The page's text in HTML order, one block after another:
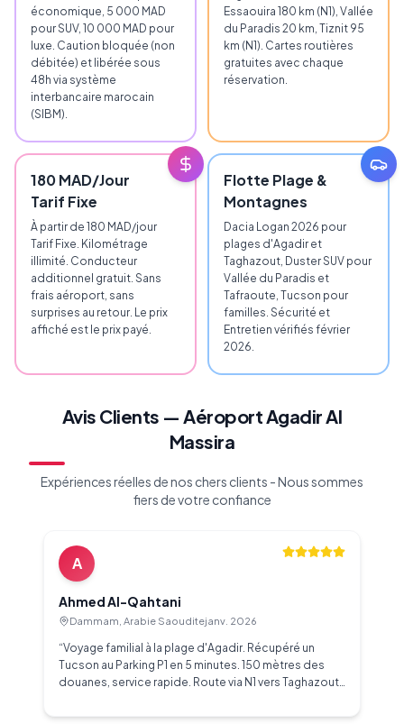
économique, 5 000 MAD
pour SUV, 10 000 MAD pour
luxe. Caution bloquée (non
débitée) et libérée sous
48h via système
interbancaire marocain
(SIBM).
Essaouira 180 km (N1), Vallée
du Paradis 20 km, Tiznit 95
km (N1). Cartes routières
gratuites avec chaque
réservation.
180 MAD/Jour
Tarif Fixe
À partir de 180 MAD/jour
Tarif Fixe. Kilométrage
illimité. Conducteur
additionnel gratuit. Sans
frais aéroport, sans
surprises au retour. Le prix
affiché est le prix payé.
Flotte Plage &
Montagnes
Dacia Logan 2026 pour
plages d'Agadir et
Taghazout, Duster SUV pour
Vallée du Paradis et
Tafraoute, Tucson pour
familles. Sécurité et
Entretien vérifiés février
2026.
Avis Clients — Aéroport Agadir Al
Massira
Expériences réelles de nos chers clients - Nous sommes
fiers de votre confiance
A
Ahmed Al-Qahtani
Dammam, Arabie Saouditejanv. 2026
“Voyage familial à la plage d'Agadir. Récupéré un
Tucson au Parking P1 en 5 minutes. 150 mètres des
douanes, service rapide. Route via N1 vers Taghazout,
carburant à la station Afriquia. 450 MAD/jour tarif fixe.”